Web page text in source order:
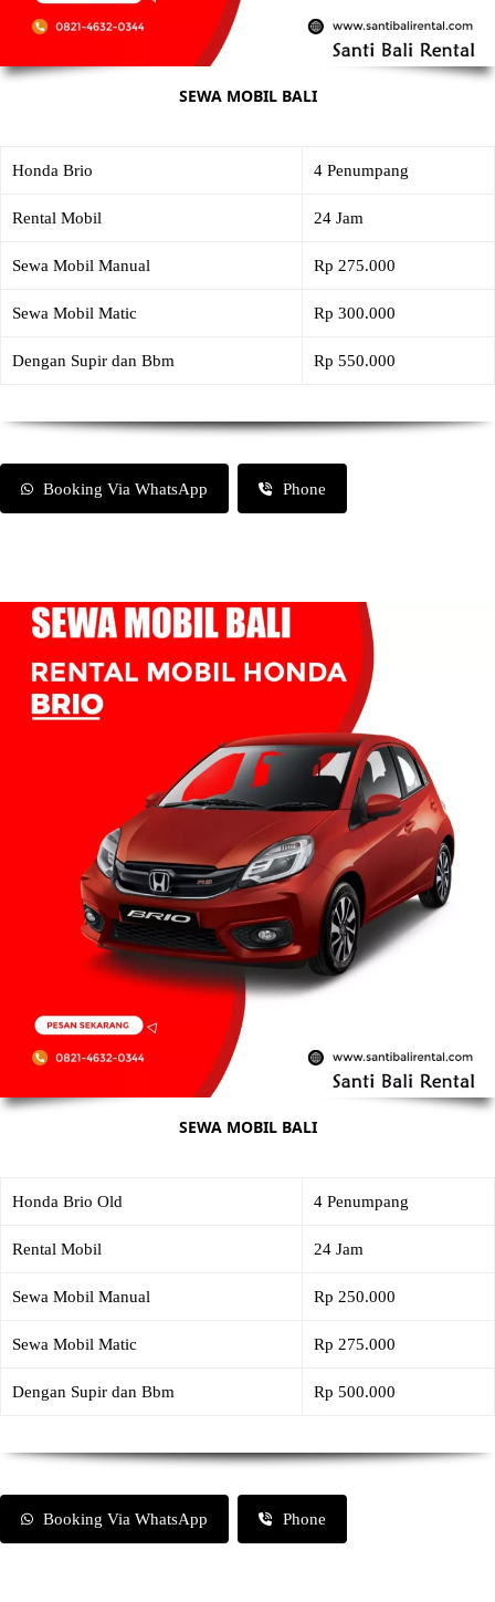
SEWA MOBIL BALI
Honda Brio 4 Penumpang
Rental Mobil 24 Jam
Sewa Mobil Manual Rp 275.000
Sewa Mobil Matic Rp 300.000
Dengan Supir dan Bbm Rp 550.000
Booking Via WhatsApp Phone
SEWA MOBIL BALI
Honda Brio Old 4 Penumpang
Rental Mobil 24 Jam
Sewa Mobil Manual Rp 250.000
Sewa Mobil Matic Rp 275.000
Dengan Supir dan Bbm Rp 500.000
Booking Via WhatsApp Phone